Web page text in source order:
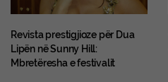
Revista prestigjioze për Dua
Lipën në Sunny Hill:
Mbretëresha e festivalit